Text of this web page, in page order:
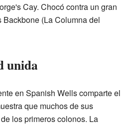
Cay. Chocó contra un gran
(La Columna del
unida
en Spanish Wells comparte el
que muchos de sus
los primeros colonos. La